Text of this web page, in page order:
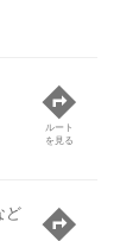
ルート
を見る
ど